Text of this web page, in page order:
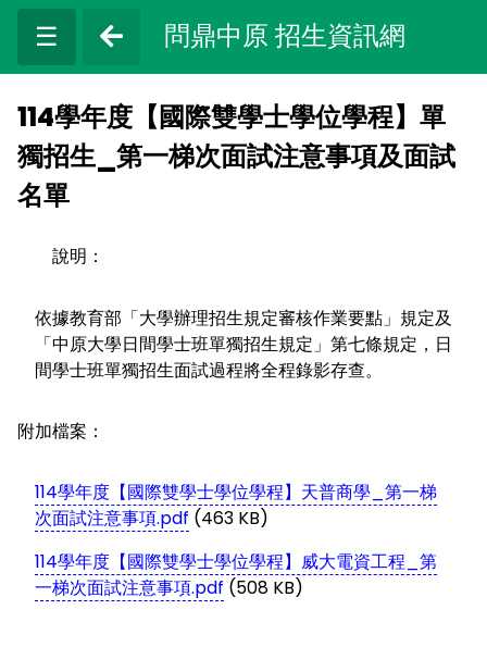
☰ 問鼎中原 招生資訊網
114學年度【國際雙學士學位學程】單
獨招生_第一梯次面試注意事項及面試
名單
說明：
依據教育部「大學辦理招生規定審核作業要點」規定及
「中原大學日間學士班單獨招生規定」第七條規定，日
間學士班單獨招生面試過程將全程錄影存查。
附加檔案：
114學年度【國際雙學士學位學程】天普商學_第一梯
次面試注意事項.pdf (463 KB)
114學年度【國際雙學士學位學程】威大電資工程_第
一梯次面試注意事項.pdf (508 KB)